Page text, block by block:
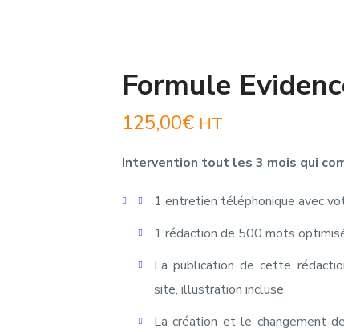
Formule
125,00€ HT
Intervention tout les 3 mois qui
1 entretien téléphonique avec
1 rédaction de 500 mots
La publication de cette
site, illustration incluse
La création et le changement